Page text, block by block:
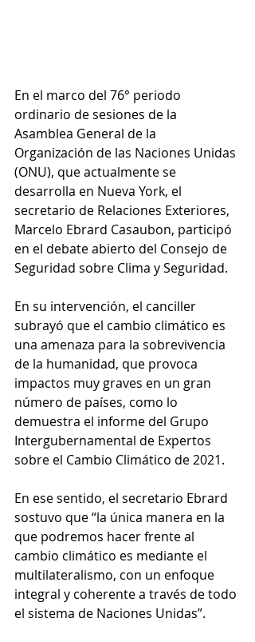
En el marco del 76° periodo
ordinario de sesiones de la
Asamblea General de la
Organización de las Naciones Unidas
(ONU), que actualmente se
desarrolla en Nueva York, el
secretario de Relaciones Exteriores,
Marcelo Ebrard Casaubon, participó
en el debate abierto del Consejo de
Seguridad sobre Clima y Seguridad.
En su intervención, el canciller
subrayó que el cambio climático es
una amenaza para la sobrevivencia
de la humanidad, que provoca
impactos muy graves en un gran
número de países, como lo
demuestra el informe del Grupo
Intergubernamental de Expertos
sobre el Cambio Climático de 2021.
En ese sentido, el secretario Ebrard
sostuvo que “la única manera en la
que podremos hacer frente al
cambio climático es mediante el
multilateralismo, con un enfoque
integral y coherente a través de todo
el sistema de Naciones Unidas”.